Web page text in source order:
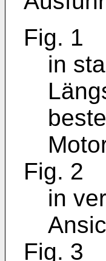
Fig. 1
in
Fig. 2
in
Fig. 3